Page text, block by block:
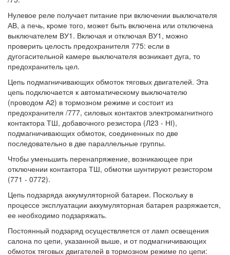
Нулевое реле получает питание при включении выключателя
АВ, а печь, кроме того, может быть включена или отключена
выключателем ВУ1. Включая и отключая ВУ1, можно
проверить целость предохранителя 775: если в
дугогасительной камере выключателя возникает дуга, то
предохранитель цел.
Цепь подмагничивающих обмоток тяговых двигателей. Эта
цепь подключается к автоматическому выключателю
(проводом А2) в тормозном режиме и состоит из
предохранителя /777, силовых контактов электромагнитного
контактора ТШ, добавочного резистора (Л23 - НІ),
подмагничивающих обмоток, соединенных по две
последовательно в две параллельные группы.
Чтобы уменьшить перенапряжение, возникающее при
отключении контактора ТШ, обмотки шунтируют резистором
(771 - 0772).
Цепь подзаряда аккумуляторной батареи. Поскольку в
процессе эксплуатации аккумуляторная батарея разряжается,
ее необходимо подзаряжать.
Постоянный подзаряд осуществляется от ламп освещения
салона по цепи, указанной выше, и от подмагничивающих
обмоток тяговых двигателей в тормозном режиме по цепи: